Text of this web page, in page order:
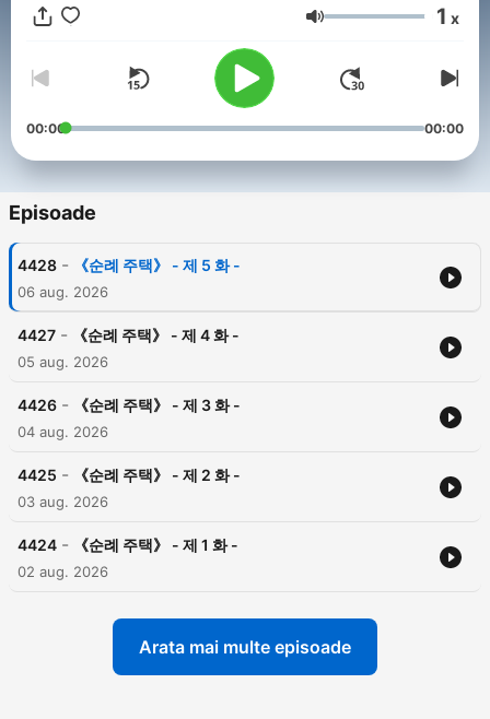
Volum 1 x
00:00 00:00
Episoade
4428 - 《순례 주택》 - 제 5 화 -
06 aug. 2026
4427 - 《순례 주택》 - 제 4 화 -
05 aug. 2026
4426 - 《순례 주택》 - 제 3 화 -
04 aug. 2026
4425 - 《순례 주택》 - 제 2 화 -
03 aug. 2026
4424 - 《순례 주택》 - 제 1 화 -
02 aug. 2026
Arata mai multe episoade